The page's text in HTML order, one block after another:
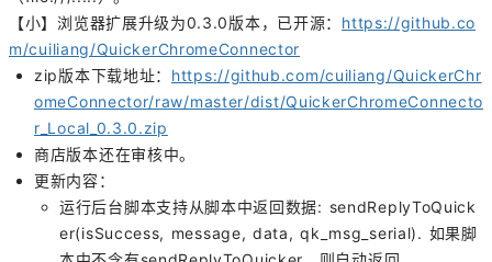
【小】浏览器扩展升级为0.3.0版本，已开源： https://github.co
m/cuiliang/QuickerChromeConnector
zip版本下载地址： https://github.com/cuiliang/QuickerChr
omeConnector/raw/master/dist/QuickerChromeConnecto
r_Local_0.3.0.zip
商店版本还在审核中。
更新内容：
运行后台脚本支持从脚本中返回数据: sendReplyToQuick
er(isSuccess, message, data, qk_msg_serial). 如果脚